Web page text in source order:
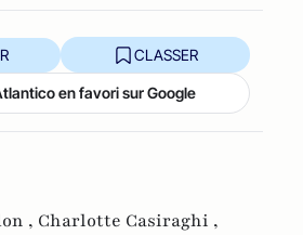
CLASSER
en favori sur Google
, Charlotte Casiraghi ,